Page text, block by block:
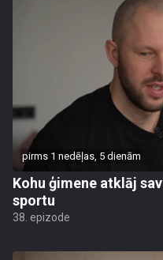
pirms 1 nedēļas, 5 dienām
Kohu ģimene atklāj
sportu
38. epizode